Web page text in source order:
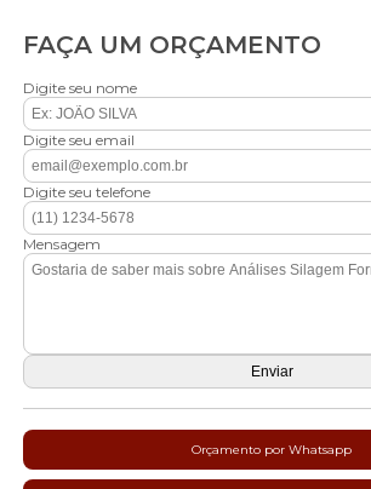
FAÇA UM ORÇAMENTO
Digite seu nome
Digite seu email
Digite seu telefone
Mensagem
Orçamento por Whatsapp